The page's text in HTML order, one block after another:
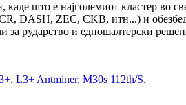
што е најголемиот кластер во
DASH, ZEC, CKB, итн...) и
за рударство и едношалтерски
, L3+ Antminer, M30s 112th/S,